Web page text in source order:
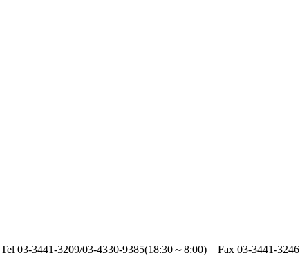
Tel 03-3441-3209/03-4330-9385(18:30～8:00) Fax 03-3441-3246